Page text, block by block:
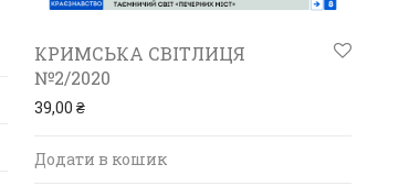
КРИМСЬКА СВІТЛИЦЯ
№2/2020
39,00 ₴
Додати в кошик